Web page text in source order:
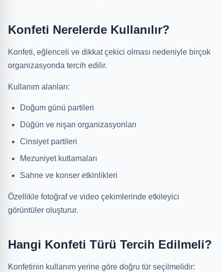
Konfeti Nerelerde Kullanılır?
Konfeti, eğlenceli ve dikkat çekici olması nedeniyle birçok
organizasyonda tercih edilir.
Kullanım alanları:
Doğum günü partileri
Düğün ve nişan organizasyonları
Cinsiyet partileri
Mezuniyet kutlamaları
Sahne ve konser etkinlikleri
Özellikle fotoğraf ve video çekimlerinde etkileyici
görüntüler oluşturur.
Hangi Konfeti Türü Tercih Edilmeli?
Konfetinin kullanım yerine göre doğru tür seçilmelidir: